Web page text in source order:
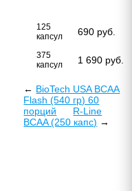
125
капсул
690 руб.
375
капсул
1 690 руб.
← BioTech USA BCAA
Flash (540 гр) 60
порций
R-Line
BCAA (250 капс) →